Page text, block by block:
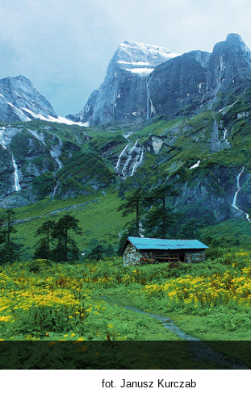
fot. Janusz Kurczab